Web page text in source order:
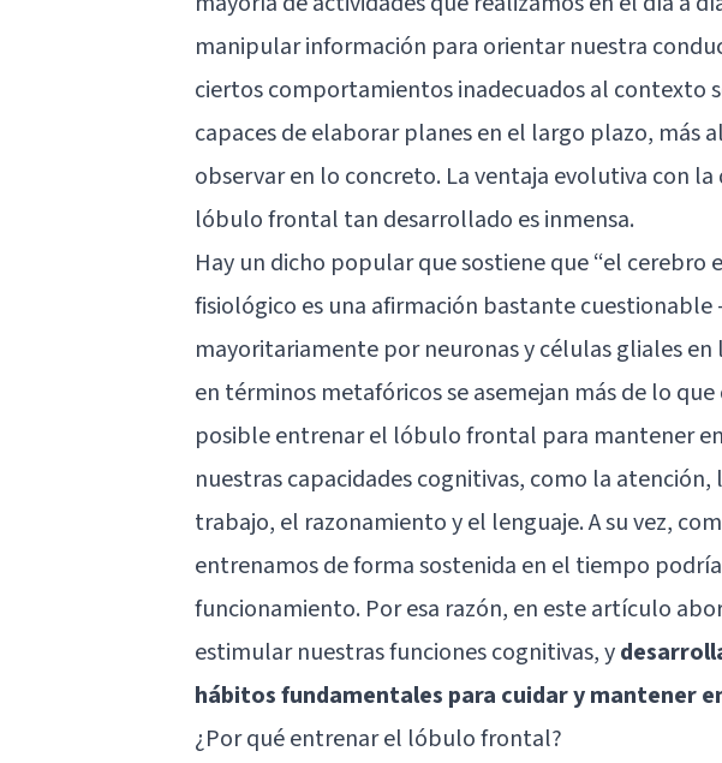
manipular información para orientar nuestra
ciertos comportamientos inadecuados al contexto
capaces de elaborar planes en el largo plazo, más
observar en lo concreto. La ventaja evolutiva con
lóbulo frontal tan desarrollado es inmensa.
Hay un dicho popular que sostiene que “el cerebro
fisiológico es una afirmación bastante
mayoritariamente por neuronas y células gliales
en términos metafóricos se asemejan más de lo
posible entrenar el lóbulo frontal para mantener
nuestras capacidades cognitivas, como la
trabajo, el razonamiento y el lenguaje. A su vez,
entrenamos de forma sostenida en el tiempo
funcionamiento. Por esa razón, en este artículo
estimular nuestras funciones cognitivas, y
hábitos fundamentales para cuidar y mantener
¿Por qué entrenar el lóbulo frontal?